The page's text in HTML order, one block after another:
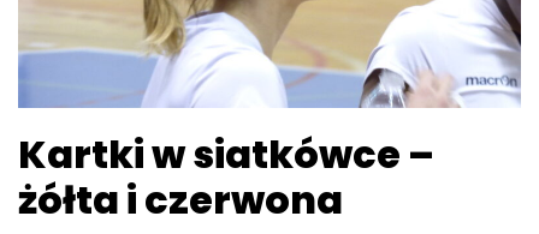
Kartki w siatkówce –
żółta i czerwona